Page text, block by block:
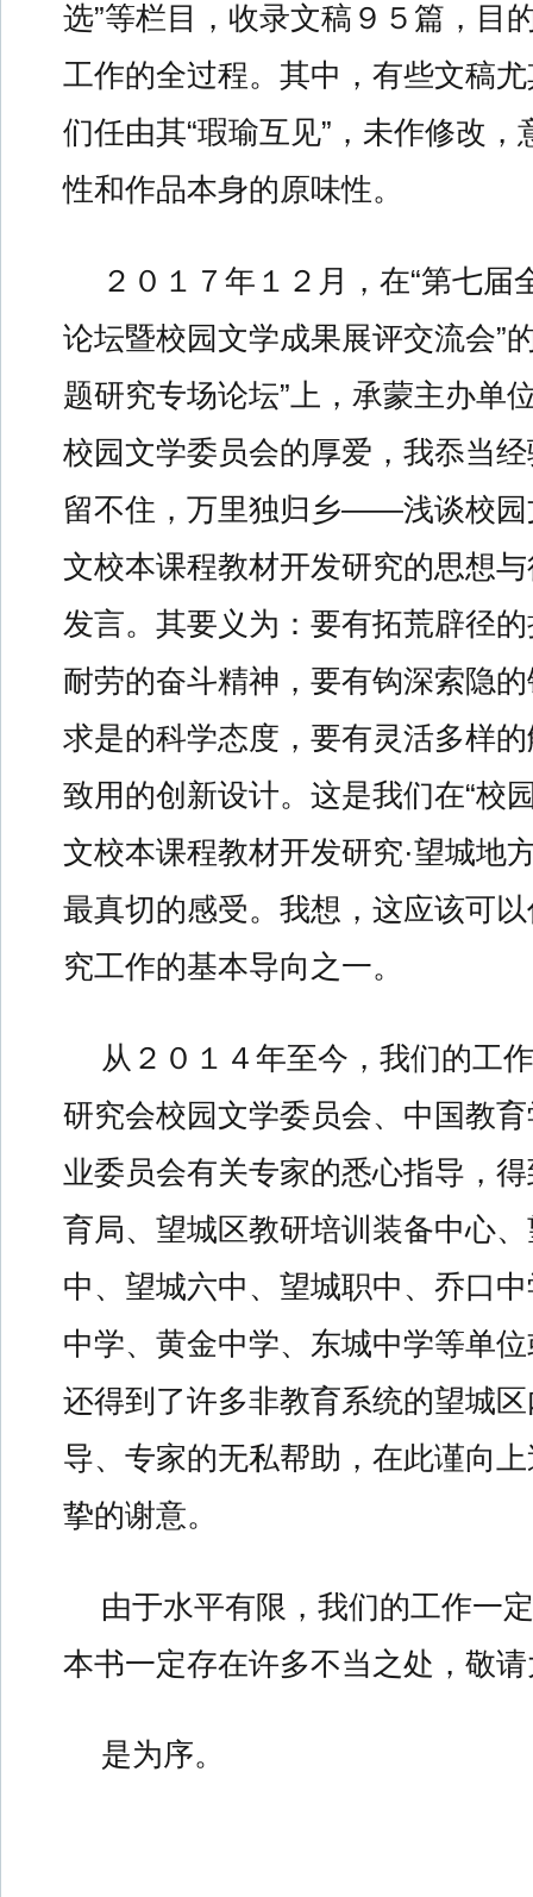
选”等栏目，收录文稿９５篇，目
工作的全过程。其中，有些文稿
们任由其“瑕瑜互见”，未作修改
性和作品本身的原味性。
２０１７年１２月，在“第七
论坛暨校园文学成果展评交流会”
题研究专场论坛”上，承蒙主办单
校园文学委员会的厚爱，我忝当
留不住，万里独归乡——浅谈校园
文校本课程教材开发研究的思想
发言。其要义为：要有拓荒辟径
耐劳的奋斗精神，要有钩深索隐
求是的科学态度，要有灵活多样
致用的创新设计。这是我们在“校
文校本课程教材开发研究·望城地
最真切的感受。我想，这应该可
究工作的基本导向之一。
从２０１４年至今，我们的工
研究会校园文学委员会、中国教
业委员会有关专家的悉心指导，
育局、望城区教研培训装备中心
中、望城六中、望城职中、乔口
中学、黄金中学、东城中学等单
还得到了许多非教育系统的望城
导、专家的无私帮助，在此谨向
挚的谢意。
由于水平有限，我们的工作一
本书一定存在许多不当之处，敬
是为序。